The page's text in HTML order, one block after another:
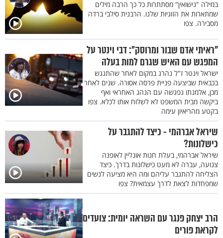
במילה "נישואין" מסתתרות כל כך הרבה מילים
שמתארות את הזוגיות שלנו. הרבנית סילבי ברדה
מסבירה. צפו
"ראיתי אדם שבור ומרוסק": דבי וינטר על
המפגש עם האיש שגרם למות בעלה
ישראל וינטר ז"ל נהרג במקום לאחר שהתנגש
בכבאית שביצעה פניית פרסה אסורה. שנים לאחר
מכן, אלמנתו נפגשה עם הנהג האחראי ואף
ביקשה מבית המשפט לא לשלוח אותו לכלא. צפו
בקטע מהריאיון עימה
שיראל אברהמי - כיצד להתגבר על
כישלונות?
שיראל אברהמי, בעלת חנות אונליין לאופנה
צנועה, עברה לא מעט כישלונות בדרך. כיצד
הצליחה להתגבר עליהם ומה היא מציעה לנשים
שמפחדות לצאת לדרך עצמאית? צפו
הרב יצחק פנגר עם השראה יומית: צועדים
לקראת פורים